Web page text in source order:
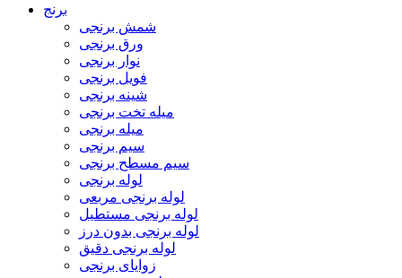
برنج
شمش برنجی
ورق برنجی
نوار برنجی
فویل برنجی
شینه برنجی
میله تخت برنجی
میله برنجی
سیم برنجی
سیم مسطح برنجی
لوله برنجی
لوله برنجی مربعی
لوله برنجی مستطیل
لوله برنجی بدون درز
لوله برنجی دقیق
زوایای برنجی